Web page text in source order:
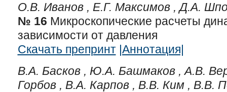
О.В. Иванов , Е.Г. Максимов ,Д.А.
№ 16 Микроскопические расчеты
зависимости от давления
Скачать препринт |Аннотация|
В.А. Басков , Ю.А. Башмаков ,А.В.
Горбов , В.А. Карпов , В.В. Ким , В.В.